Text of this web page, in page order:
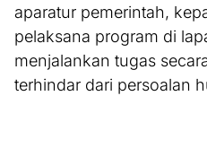
aparatur pemerintah,
pelaksana program di
menjalankan tugas
terhindar dari persoalan